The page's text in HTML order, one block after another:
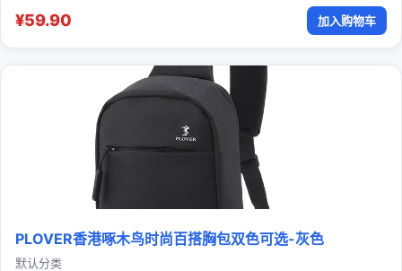
¥59.90 加入购物车
PLOVER香港啄木鸟时尚百搭胸包双色可选-灰色
默认分类